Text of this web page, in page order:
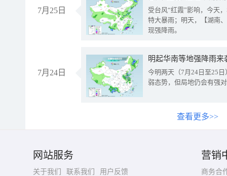
7月25日
受台风“红霞”影响，今天
特大暴雨；明天，【湖南
现强降雨。
7月24日
明起华南等地强降雨
今明两天（7月24日至25
弱态势，但局地仍会有强
查看更多>>
网站服务
关于我们 联系我们
用户反馈
营销
商务合